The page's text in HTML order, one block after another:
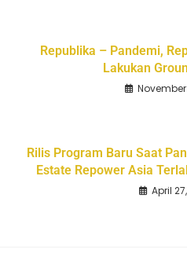
Republika – Pandemi,
Lakukan
Rilis Program Baru Saat
Estate Repower Asia
April